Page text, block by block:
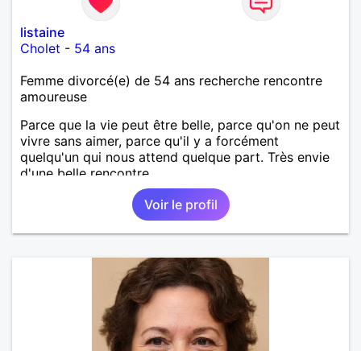
listaine
Cholet - 54 ans
Femme divorcé(e) de 54 ans recherche rencontre
amoureuse
Parce que la vie peut être belle, parce qu'on ne peut
vivre sans aimer, parce qu'il y a forcément
quelqu'un qui nous attend quelque part. Très envie
d'une belle rencontre.
Voir le profil